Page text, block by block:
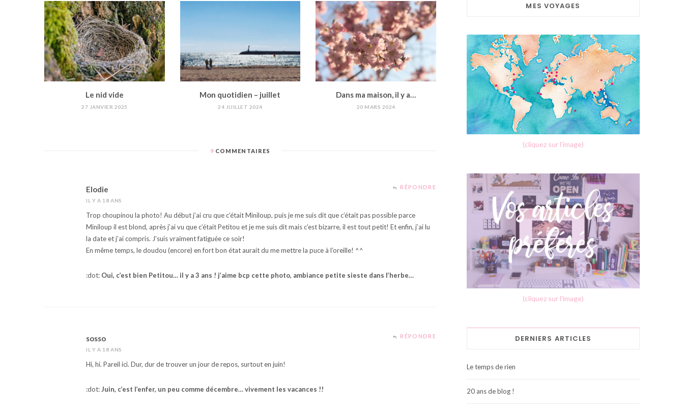
Le nid vide
27 JANVIER 2025
Mon quotidien – juillet
24 JUILLET 2024
Dans ma maison, il y a…
20 MARS 2024
9COMMENTAIRES
Elodie
IL Y A 18 ANS
RÉPONDRE
Trop choupinou la photo! Au début j’ai cru que c’était Miniloup, puis je me suis dit que c’était pas possible parce
Miniloup il est blond, après j’ai vu que c’était Petitou et je me suis dit mais c’est bizarre, il est tout petit! Et enfin, j’ai lu
la date et j’ai compris. J’suis vraiment fatiguée ce soir!
En même temps, le doudou (encore) en fort bon état aurait du me mettre la puce à l’oreille! ^^
:dot: Oui, c’est bien Petitou… il y a 3 ans ! j’aime bcp cette photo, ambiance petite sieste dans l’herbe…
sosso
IL Y A 18 ANS
RÉPONDRE
Hi, hi. Pareil ici. Dur, dur de trouver un jour de repos, surtout en juin!
:dot:Juin, c’est l’enfer, un peu comme décembre… vivement les vacances !!
MES VOYAGES
(cliquez sur l'image)
(cliquez sur l'image)
DERNIERS ARTICLES
Le temps de rien
20 ans de blog !